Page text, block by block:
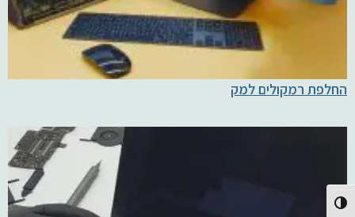
Toggle High Contrast
החלפת רמקולים למק